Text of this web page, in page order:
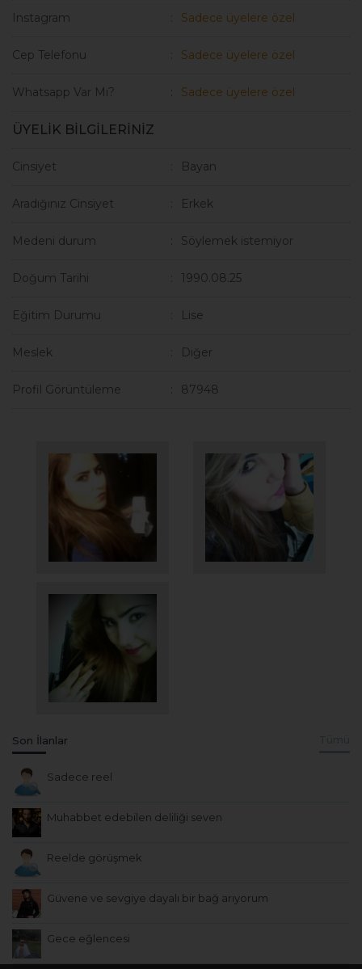
Instagram Sadece üyelere özel
Cep Telefonu Sadece üyelere özel
Whatsapp Var Mı? Sadece üyelere özel
ÜYELİK BİLGİLERİNİZ
Cinsiyet Bayan
Aradığınız Cinsiyet Erkek
Medeni durum Söylemek istemiyor
Doğum Tarihi 1990.08.25
Eğitim Durumu Lise
Meslek Diğer
Profil Görüntüleme 87948
Son İlanlar
Sadece reel
Muhabbet edebilen deliliği seven
Reelde görüşmek
Güvene ve sevgiye dayalı bir bağ arıyorum
Gece eğlencesi